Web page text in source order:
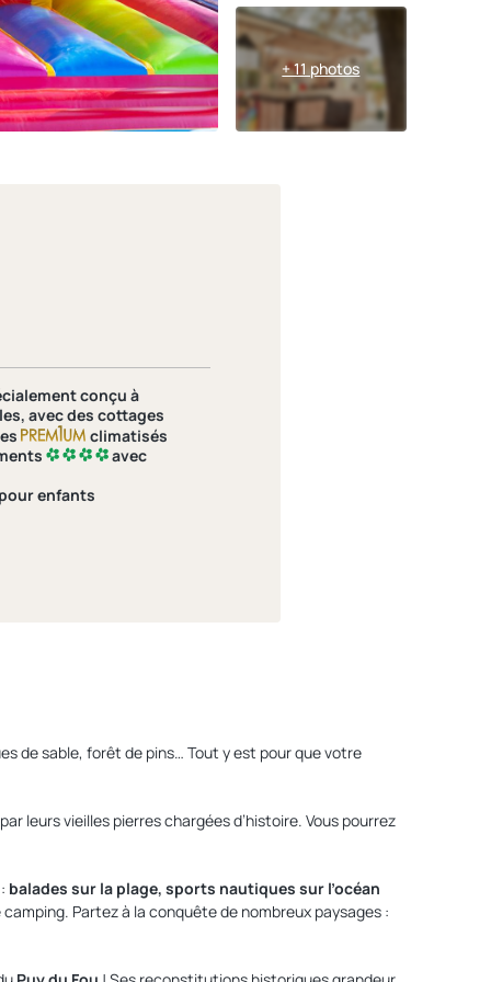
+ 11 photos
conçu à
, avec des cottages
climatisés
avec
enfants
de sable, forêt de pins… Tout y est pour que votre
leurs vieilles pierres chargées d’histoire. Vous pourrez
balades sur la plage, sports nautiques sur l’océan
Partez à la conquête de nombreux paysages :